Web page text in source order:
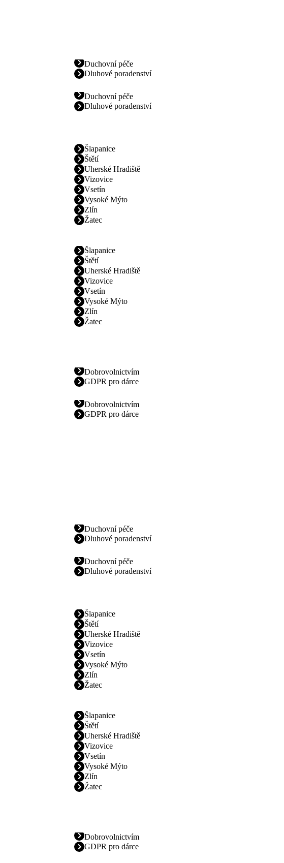
Duchovní péče
Dluhové poradenství
Duchovní péče
Dluhové poradenství
Šlapanice
Štětí
Uherské Hradiště
Vizovice
Vsetín
Vysoké Mýto
Zlín
Žatec
Šlapanice
Štětí
Uherské Hradiště
Vizovice
Vsetín
Vysoké Mýto
Zlín
Žatec
Dobrovolnictvím
GDPR pro dárce
Dobrovolnictvím
GDPR pro dárce
Duchovní péče
Dluhové poradenství
Duchovní péče
Dluhové poradenství
Šlapanice
Štětí
Uherské Hradiště
Vizovice
Vsetín
Vysoké Mýto
Zlín
Žatec
Šlapanice
Štětí
Uherské Hradiště
Vizovice
Vsetín
Vysoké Mýto
Zlín
Žatec
Dobrovolnictvím
GDPR pro dárce